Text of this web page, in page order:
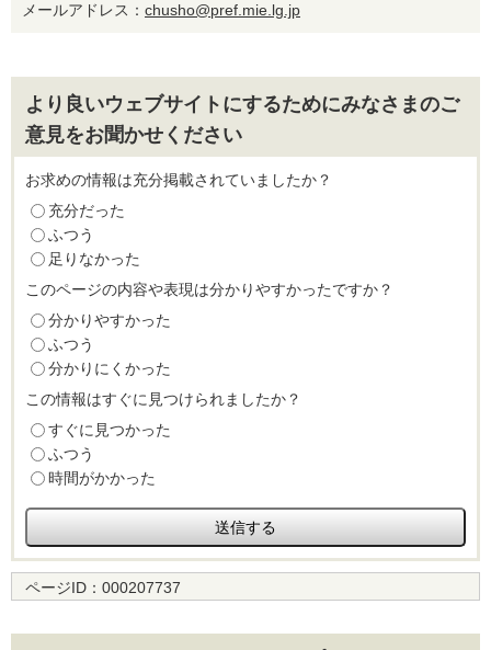
メールアドレス： chusho@pref.mie.lg.jp
より良いウェブサイトにするためにみなさまのご
意見をお聞かせください
お求めの情報は充分掲載されていましたか？
充分だった
ふつう
足りなかった
このページの内容や表現は分かりやすかったですか？
分かりやすかった
ふつう
分かりにくかった
この情報はすぐに見つけられましたか？
すぐに見つかった
ふつう
時間がかかった
ページID： 000207737